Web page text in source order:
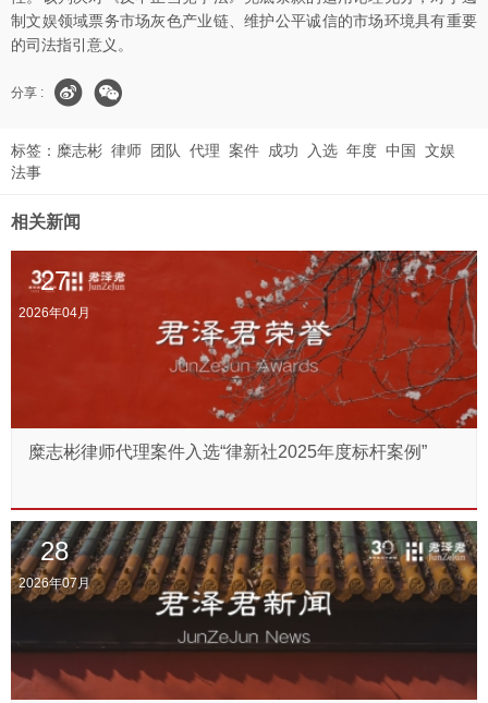
制文娱领域票务市场灰色产业链、维护公平诚信的市场环境具有重要
的司法指引意义。
分享 :
标签： 糜志彬 律师 团队 代理 案件 成功 入选 年度 中国
文娱
法事
相关新闻
27
2026年04月
糜志彬律师代理案件入选“律新社2025年度标杆案例”
28
2026年07月